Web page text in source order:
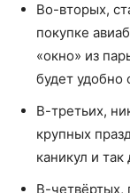
Во-вторых,
покупке
«окно» из
будет удобно
В-третьих,
крупных
каникул и так
В-четвёртых,